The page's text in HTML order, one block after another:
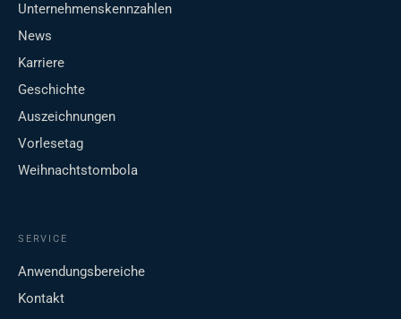
Unternehmenskennzahlen
News
Karriere
Geschichte
Auszeichnungen
Vorlesetag
Weihnachtstombola
SERVICE
Anwendungsbereiche
Kontakt